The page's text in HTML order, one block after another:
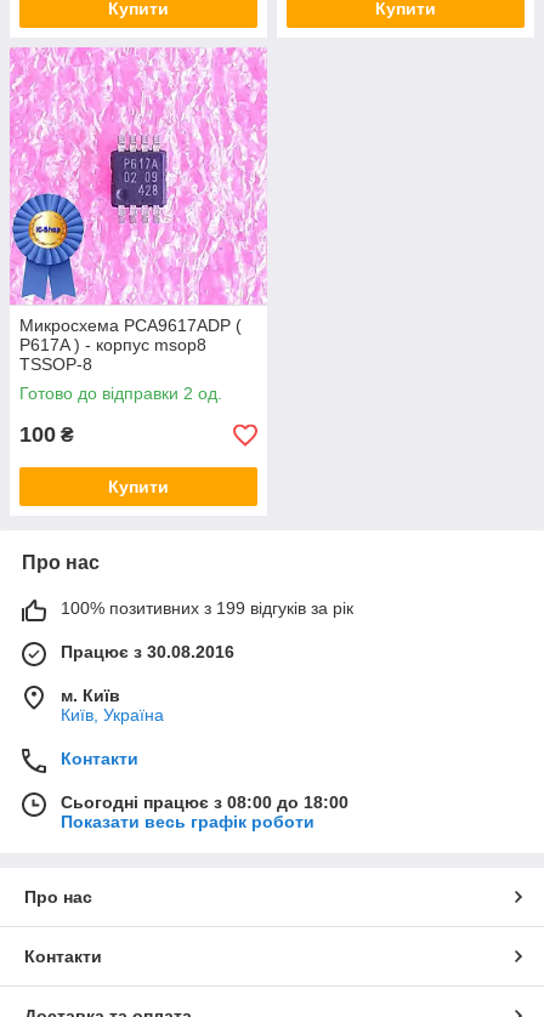
Купити Купити
Микросхема PCA9617ADP (
P617A ) - корпус msop8
TSSOP-8
Готово до відправки 2 од.
100 ₴
Купити
Про нас
100% позитивних з 199 відгуків за рік
Працює з 30.08.2016
м. Київ
Київ, Україна
Контакти
Сьогодні працює з 08:00 до 18:00
Показати весь графік роботи
Про нас
Контакти